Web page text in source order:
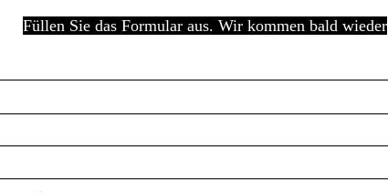
Füllen Sie das Formular aus. Wir kommen bald wieder